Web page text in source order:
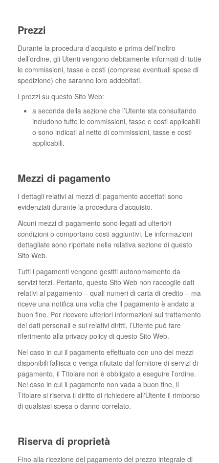
Prezzi
Durante la procedura d’acquisto e prima dell’inoltro
dell’ordine, gli Utenti vengono debitamente informati di tutte
le commissioni, tasse e costi (comprese eventuali spese di
spedizione) che saranno loro addebitati.
I prezzi su questo Sito Web:
a seconda della sezione che l’Utente sta consultando
includono tutte le commissioni, tasse e costi applicabili
o sono indicati al netto di commissioni, tasse e costi
applicabili.
Mezzi di pagamento
I dettagli relativi ai mezzi di pagamento accettati sono
evidenziati durante la procedura d’acquisto.
Alcuni mezzi di pagamento sono legati ad ulteriori
condizioni o comportano costi aggiuntivi. Le informazioni
dettagliate sono riportate nella relativa sezione di questo
Sito Web.
Tutti i pagamenti vengono gestiti autonomamente da
servizi terzi. Pertanto, questo Sito Web non raccoglie dati
relativi al pagamento – quali numeri di carta di credito – ma
riceve una notifica una volta che il pagamento è andato a
buon fine. Per ricevere ulteriori informazioni sul trattamento
dei dati personali e sui relativi diritti, l’Utente può fare
riferimento alla privacy policy di questo Sito Web.
Nel caso in cui il pagamento effettuato con uno dei mezzi
disponibili fallisca o venga rifiutato dal fornitore di servizi di
pagamento, il Titolare non è obbligato a eseguire l’ordine.
Nel caso in cui il pagamento non vada a buon fine, il
Titolare si riserva il diritto di richiedere all'Utente il rimborso
di qualsiasi spesa o danno correlato.
Riserva di proprietà
Fino alla ricezione del pagamento del prezzo integrale di